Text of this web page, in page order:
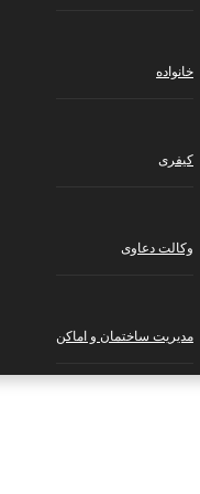
خانواده
کیفری
وکالت دعاوی
مدیریت ساختمان و اماکن